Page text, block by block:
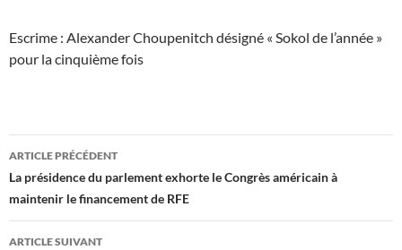
Escrime : Alexander Choupenitch désigné « Sokol de l’année »
pour la cinquième fois
Navigation
des
articles
ARTICLE PRÉCÉDENT
La présidence du parlement exhorte le Congrès américain à
maintenir le financement de RFE
ARTICLE SUIVANT